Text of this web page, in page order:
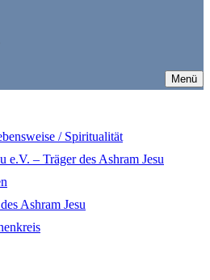
Menü
/ Spiritualität
e.V. – Träger des Ashram Jesu
Ashram Jesu